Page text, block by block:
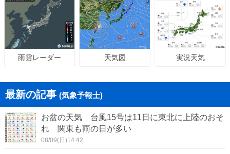
雨雲レーダー 天気図 実況天気
最新の記事 (気象予報士)
お盆の天気 台風15号は11日に東北に上陸のおそ
れ 関東も雨の日が多い
08/09(日)14:42